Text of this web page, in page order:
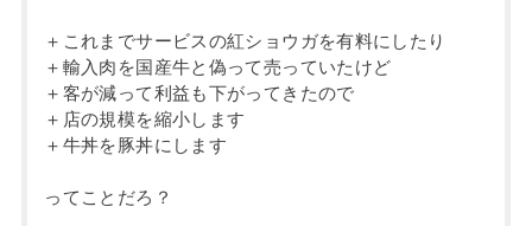
＋これまでサービスの紅ショウガを有料にしたり
＋輸入肉を国産牛と偽って売っていたけど
＋客が減って利益も下がってきたので
＋店の規模を縮小します
＋牛丼を豚丼にします
ってことだろ？